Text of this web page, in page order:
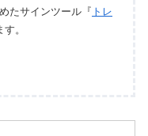
たサインツール『 トレ
。